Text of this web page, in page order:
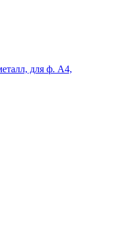
для ф. А4,